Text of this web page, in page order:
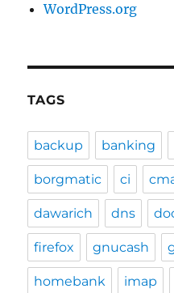
WordPress.org
TAGS
backup banking
borgmatic ci
dawarich dns
firefox gnucash
homebank imap